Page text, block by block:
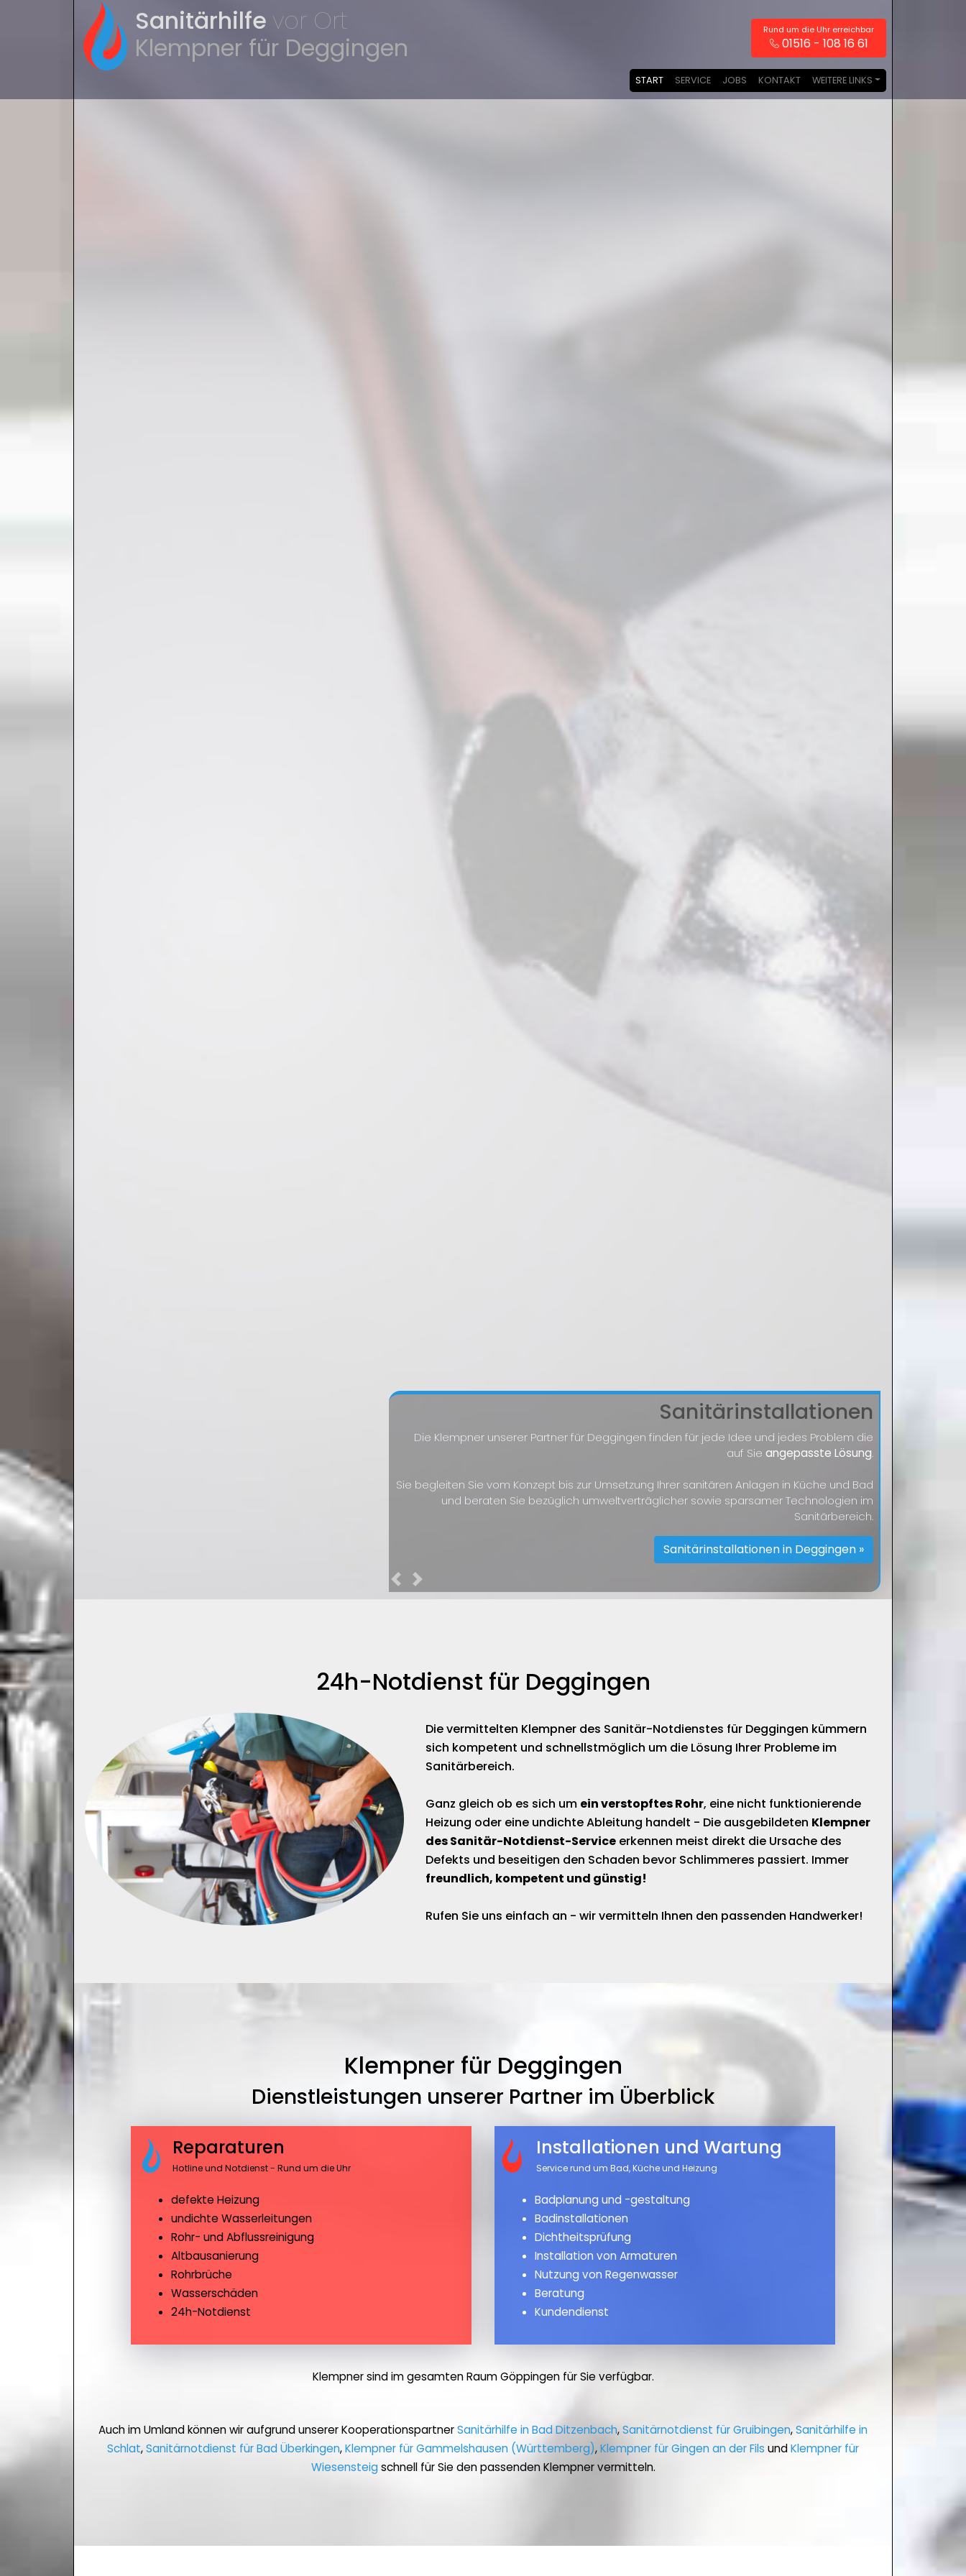
Sanitärhilfe vor Ort
Klempner für Deggingen
Rund um die Uhr erreichbar
01516 - 108 16 61
START SERVICE JOBS KONTAKT WEITERE LINKS
Sanitärinstallationen
Die Klempner unserer Partner für Deggingen finden für jede Idee und jedes Problem die
auf Sieangepasste Lösung.
Sie begleiten Sie vom Konzept bis zur Umsetzung Ihrer sanitären Anlagen in Küche und Bad
und beraten Sie bezüglich umweltverträglicher sowie sparsamer Technologien im
Sanitärbereich.
Sanitärinstallationen in Deggingen »
Previous
24h-Notdienst für Deggingen
Die vermittelten Klempner des Sanitär-Notdienstes für Deggingen kümmern
sich kompetent und schnellstmöglich um die Lösung Ihrer Probleme im
Sanitärbereich.
Ganz gleich ob es sich um ein verstopftes Rohr, eine nicht funktionierende
Heizung oder eine undichte Ableitung handelt - Die ausgebildeten Klempner
des Sanitär-Notdienst-Service erkennen meist direkt die Ursache des
Defekts und beseitigen den Schaden bevor Schlimmeres passiert. Immer
freundlich, kompetent und günstig!
Rufen Sie uns einfach an - wir vermitteln Ihnen den passenden Handwerker!
Klempner für Deggingen
Dienstleistungen unserer Partner im Überblick
Reparaturen
Hotline und Notdienst - Rund um die Uhr
defekte Heizung
undichte Wasserleitungen
Rohr- und Abflussreinigung
Altbausanierung
Rohrbrüche
Wasserschäden
24h-Notdienst
Installationen und Wartung
Service rund um Bad, Küche und Heizung
Badplanung und -gestaltung
Badinstallationen
Dichtheitsprüfung
Installation von Armaturen
Nutzung von Regenwasser
Beratung
Kundendienst
Klempner sind im gesamten Raum Göppingen für Sie verfügbar.
Auch im Umland können wir aufgrund unserer KooperationspartnerSanitärhilfe in Bad Ditzenbach,Sanitärnotdienst für Gruibingen,Sanitärhilfe in
Schlat,Sanitärnotdienst für Bad Überkingen,Klempner für Gammelshausen (Württemberg),Klempner für Gingen an der Fils undKlempner für
Wiesensteigschnell für Sie den passenden Klempner vermitteln.